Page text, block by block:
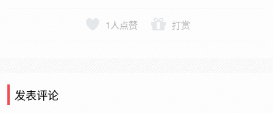
1人点赞 打赏
发表评论